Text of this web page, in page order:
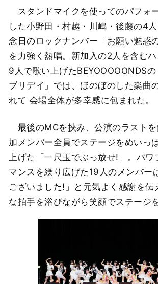
スタンドマイクを使ってのパフォ
した小野田・村越・川嶋・後藤の4
念日のロックナンバー「お願い魅惑
を力強く熱唱。新加入の2人を含む
9人で歌い上げたBEYOOOOONDS
ブリデイ」では、ほのぼのした楽曲
れて 会場全体が多幸感に包まれた。
最後のMCを挟み、公演のラスト
加メンバー全員でステージをめいっ
上げた「一尺玉でぶっ放せ!」。パ
マンスを繰り広げた19人のメンバー
ございました!」と元気よく感謝を伝
な拍手を浴びながら笑顔でステージ